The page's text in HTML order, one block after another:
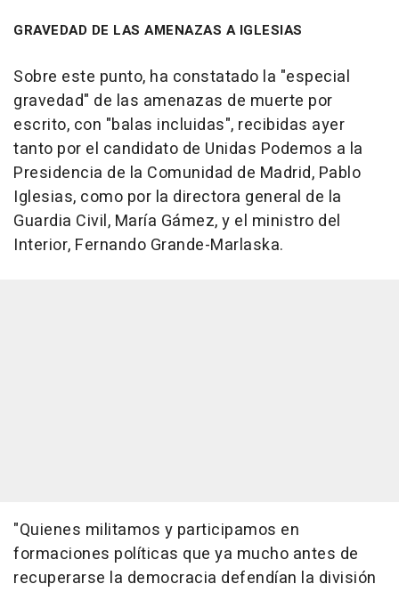
GRAVEDAD DE LAS AMENAZAS A IGLESIAS
Sobre este punto, ha constatado la "especial
gravedad" de las amenazas de muerte por
escrito, con "balas incluidas", recibidas ayer
tanto por el candidato de Unidas Podemos a la
Presidencia de la Comunidad de Madrid, Pablo
Iglesias, como por la directora general de la
Guardia Civil, María Gámez, y el ministro del
Interior, Fernando Grande-Marlaska.
"Quienes militamos y participamos en
formaciones políticas que ya mucho antes de
recuperarse la democracia defendían la división